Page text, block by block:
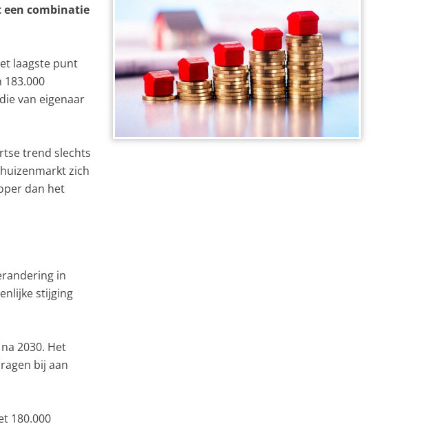
een combinatie
laagste punt
van eigenaar
trend slechts
zich
dan het
in
stijging
2030. Het
bij aan
180.000